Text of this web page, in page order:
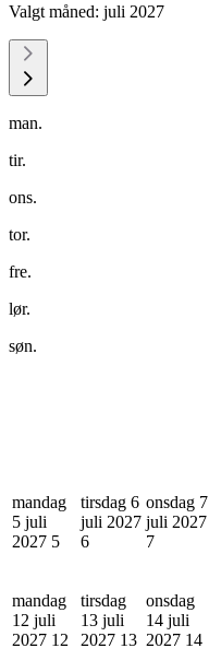
Valgt måned: juli 2027
man.
tir.
ons.
tor.
fre.
lør.
søn.
mandag
5 juli
2027 5
tirsdag 6
juli 2027
6
onsdag 7
juli 2027
7
mandag
12 juli
2027 12
tirsdag
13 juli
2027 13
onsdag
14 juli
2027 14